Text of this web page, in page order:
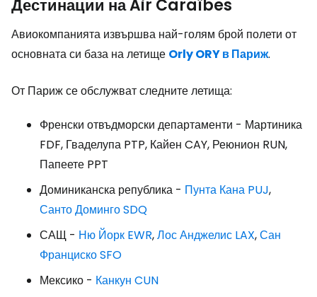
Дестинации на Air Caraïbes
Авиокомпанията извършва най-голям брой полети от
основната си база на летище Orly ORY в Париж.
От Париж се обслужват следните летища:
Френски отвъдморски департаменти - Мартиника
FDF, Гваделупа PTP, Кайен CAY, Реюнион RUN,
Папеете PPT
Доминиканска република - Пунта Кана PUJ,
Санто Доминго SDQ
САЩ - Ню Йорк EWR,Лос Анджелис LAX,Сан
Франциско SFO
Мексико - Канкун CUN